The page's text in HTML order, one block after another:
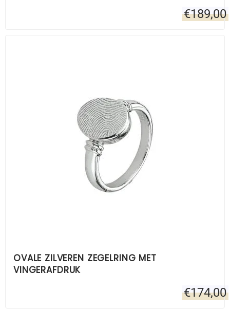
€189,00
OVALE ZILVEREN ZEGELRING MET
VINGERAFDRUK
€174,00